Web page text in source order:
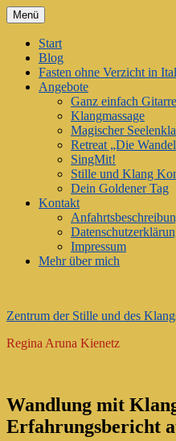
Zum
Inhalt
springen
Menü
Start
Blog
Fasten ohne Verzicht in
Angebote
Ganz einfach
Klangmassage
Magischer
Retreat „Die
SingMit!
Stille und Klang
Dein Goldener Tag
Kontakt
Impressum
Mehr über mich
Zentrum der Stille und des
Regina Aruna Kienetz
Wandlung mit
Erfahrungsbericht